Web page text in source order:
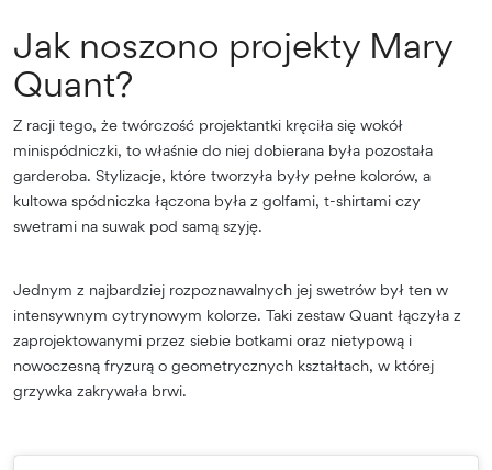
Jak noszono projekty Mary
Quant?
Z racji tego, że twórczość projektantki kręciła się wokół
minispódniczki, to właśnie do niej dobierana była pozostała
garderoba. Stylizacje, które tworzyła były pełne kolorów, a
kultowa spódniczka łączona była z golfami, t-shirtami czy
swetrami na suwak pod samą szyję.
Jednym z najbardziej rozpoznawalnych jej swetrów był ten w
intensywnym cytrynowym kolorze. Taki zestaw Quant łączyła z
zaprojektowanymi przez siebie botkami oraz nietypową i
nowoczesną fryzurą o geometrycznych kształtach, w której
grzywka zakrywała brwi.